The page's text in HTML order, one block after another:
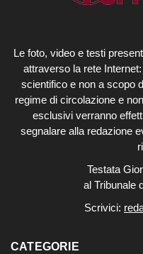
Le foto, video e testi
attraverso la rete
scientifico e non a scopo
regime di circolazione e
esclusivi verranno
segnalare alla redazione
Testata
al Tribunale
Scrivici:
CATEGORIE